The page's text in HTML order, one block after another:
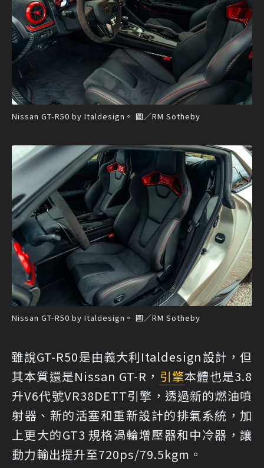
Nissan GT-R50 by Italdesign。 圖／RM Sotheby
Nissan GT-R50 by Italdesign。 圖／RM Sotheby
雖說GT-R50是由義大利Italdesign設計，但
其本質還是Nissan GT-R， 引擎本體也是3.8
升V6代號VR38DETT引擎，透過新的燃油噴
射器、新的活塞和重新設計的排氣系統，加
上更大的GT3 規格渦輪增壓器和中冷器，讓
動力輸出提升至720ps/79.5kgm。